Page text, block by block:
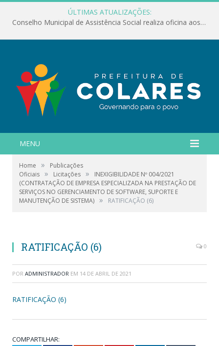
ÚLTIMAS ATUALIZAÇÕES:
Conselho Municipal de Assistência Social realiza oficina aos servidores
MENU
Home »
Publicações
Oficiais » Licitações »
INEXIGIBILIDADE Nº 004/2021
(CONTRATAÇÃO DE EMPRESA ESPECIALIZADA NA PRESTAÇÃO DE
SERVIÇOS NO GERENCIAMENTO DE SOFTWARE, SUPORTE E
MANUTENÇÃO DE SISTEMA) » RATIFICAÇÃO (6)
RATIFICAÇÃO (6) 0
POR ADMINISTRADOR EM 14 DE ABRIL DE 2021
RATIFICAÇÃO (6)
COMPARTILHAR: